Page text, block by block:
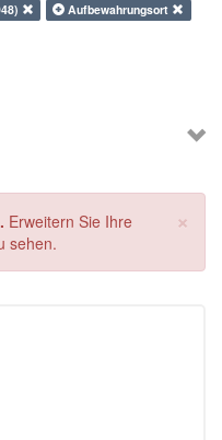
Aufbewahrungsort
×
Erweitern Sie Ihre
sehen.